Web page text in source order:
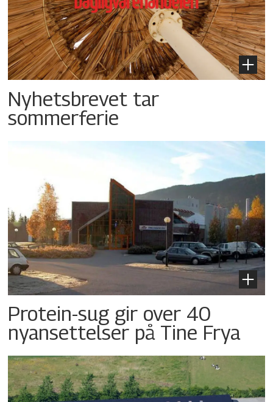
Nyhetsbrevet tar
sommerferie
Protein-sug gir over 40
nyansettelser på Tine Frya